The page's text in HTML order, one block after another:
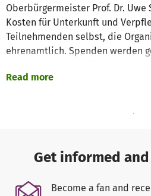
Oberbürgermeister Prof. Dr. Uwe
Kosten für Unterkunft und
Teilnehmenden selbst, die
ehrenamtlich. Spenden werden
und Zielorten sowie für Werbe-
Read more
Get informed
Become a fan and